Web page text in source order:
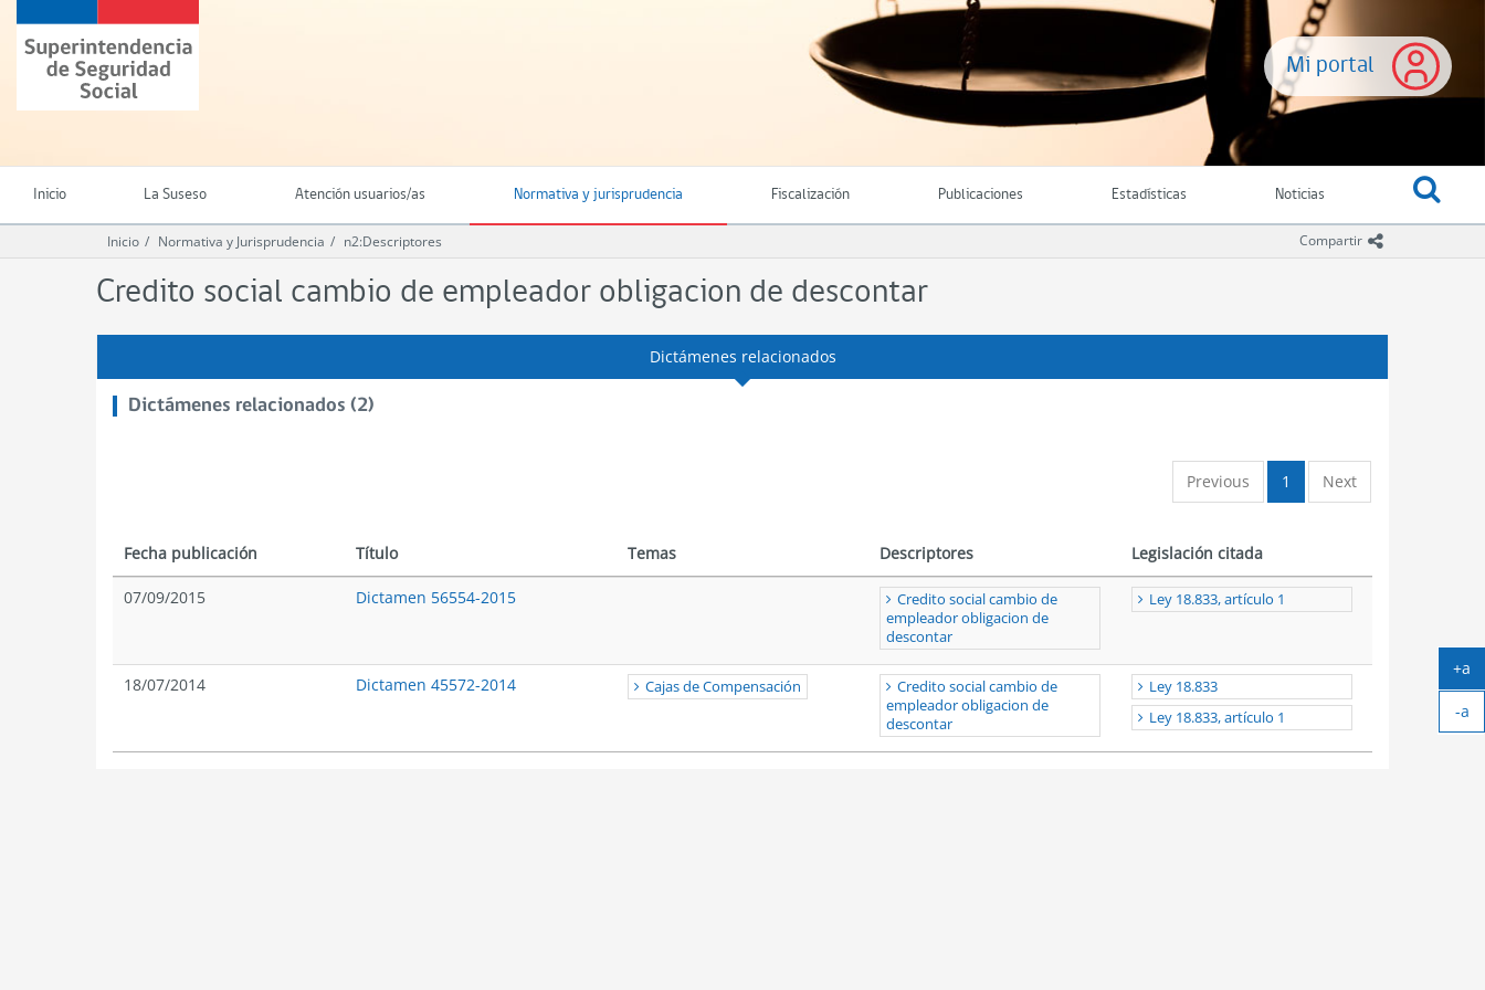
contenido
principal
Mi portal
Superintendencia
de
Seguridad
(SUSESO)
Chile
Inicio La Suseso Atención usuarios/as Normativa y jurisprudencia Fiscalización Publicaciones Estadísticas Noticias
Compartir icono
Inicio Normativa y Jurisprudencia n2:Descriptores
Credito social cambio de empleador obligacion de descontar
Dictámenes relacionados
Dictámenes relacionados (2)
Previous 1 Next
Fecha publicación Título Temas Descriptores Legislación citada
07/09/2015 Dictamen 56554-2015
Credito social cambio de
empleador obligacion de
descontar
Ley 18.833, artículo 1
18/07/2014 Dictamen 45572-2014 Cajas de Compensación
Credito social cambio de
empleador obligacion de
descontar
Ley 18.833
Ley 18.833, artículo 1
+a
-a